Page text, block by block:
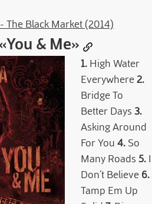
The Black Market (2014)
«You & Me»
1. High Water
Everywhere2.
Bridge To
Better Days 3.
Asking Around
For You 4. So
Many Roads 5. I
Don´t Believe 6.
Tamp Em Up